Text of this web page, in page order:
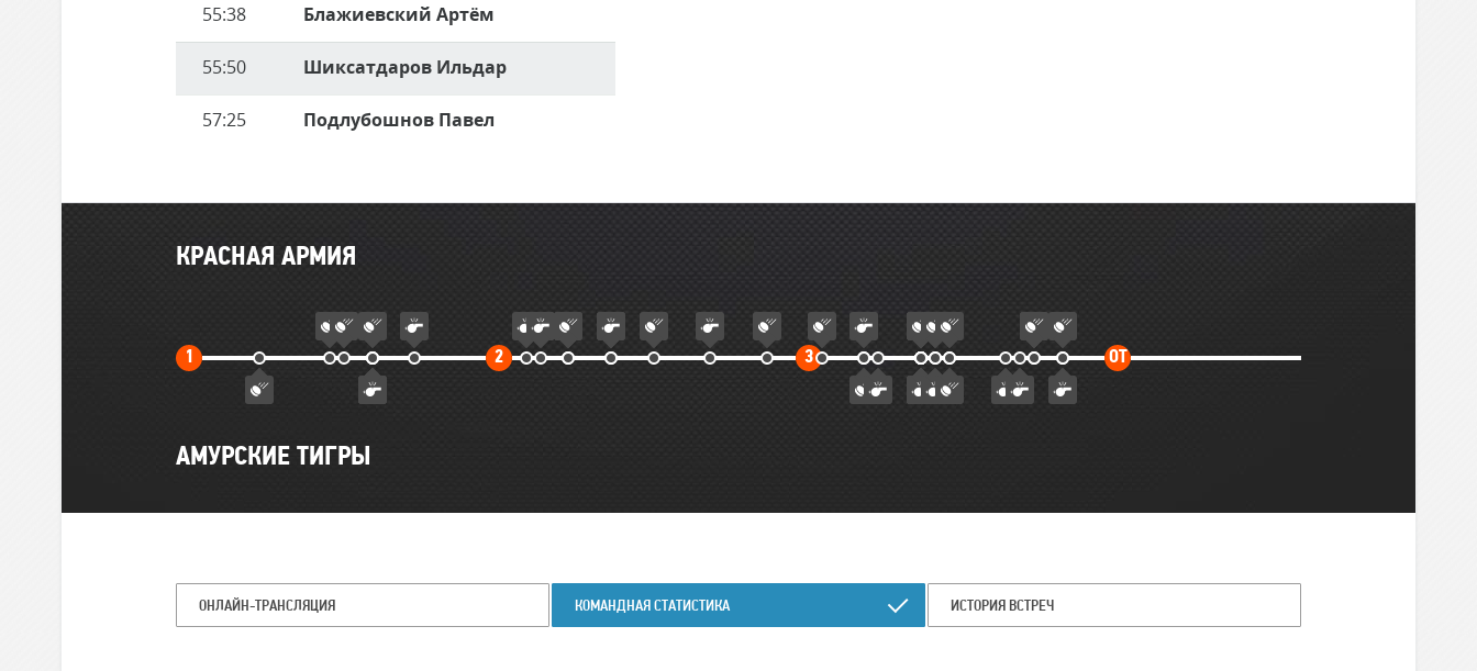
55:38 Блажиевский Артём
55:50 Шиксатдаров Ильдар
57:25 Подлубошнов Павел
Главные
КРАСНАЯ АРМИЯ
1 Первый
2Второй
3Третий
ОТДополнительное
АМУРСКИЕ ТИГРЫ
ОНЛАЙН-ТРАНСЛЯЦИЯ КОМАНДНАЯ СТАТИСТИКА ИСТОРИЯ ВСТРЕЧ